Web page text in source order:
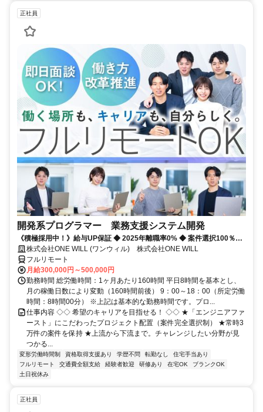
正社員
開発系プログラマー 業務支援システム開発
《積極採用中！》給与UP保証 ◆ 2025年離職率0% ◆ 案件選択100％！
◆ 平均残業7時間！
株式会社ONE WILL (ワンウィル) 株式会社ONE WILL
フルリモート
月給300,000円～500,000円
勤務時間 総労働時間：1ヶ月あたり160時間 平日8時間を基本とし、
月の稼働日数により変動（160時間前後） 9：00～18：00（所定労働
時間：8時間00分） ※上記は基本的な勤務時間です。プロ...
仕事内容 ◇◇ 希望のキャリアを目指せる！ ◇◇ ★「エンジニアファ
ースト」にこだわったプロジェクト配置（案件完全選択制） ★常時3
万件の案件を保持 ★上流から下流まで。チャレンジしたい分野が見
つかる...
変形労働時間制 資格取得支援あり 学歴不問 転勤なし
住宅手当あり
フルリモート
交通費全額支給 経験者歓迎 研修あり 在宅OK
ブランクOK
土日祝休み
正社員